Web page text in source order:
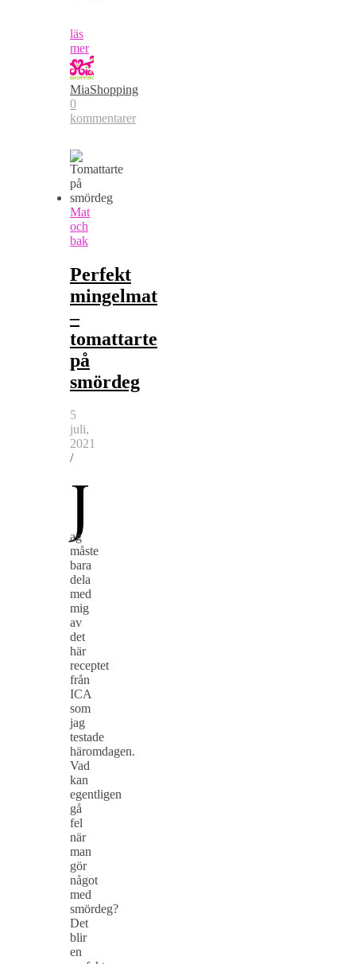
läs
mer
MiaShopping
0
kommentarer
Mat
och
bak
Perfekt
mingelmat
–
tomattarte
på
smördeg
5
juli,
2021
/
J
ag
måste
bara
dela
med
mig
av
det
här
receptet
från
ICA
som
jag
testade
häromdagen.
Vad
kan
egentligen
gå
fel
när
man
gör
något
med
smördeg?
Det
blir
en